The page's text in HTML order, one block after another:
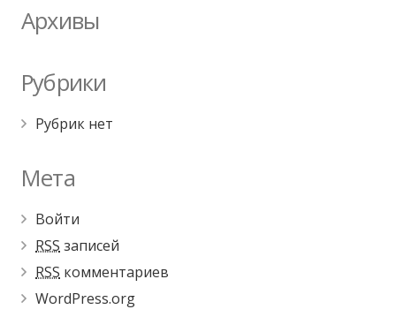
Архивы
Рубрики
Рубрик нет
Мета
Войти
RSS записей
RSS комментариев
WordPress.org